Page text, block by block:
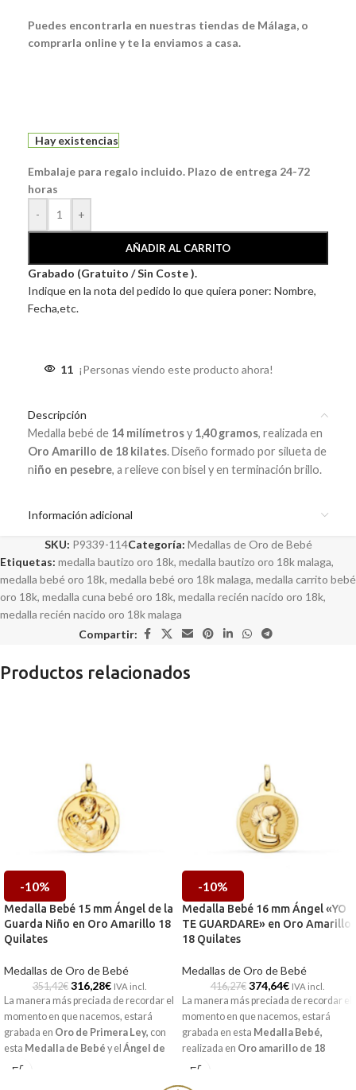
Puedes encontrarla en nuestras tiendas de Málaga, o
comprarla online y te la enviamos a casa.
Hay existencias
Embalaje para regalo incluido. Plazo de entrega 24-72
horas
-
+
AÑADIR AL CARRITO
Grabado (Gratuito / Sin Coste ).
Indique en la nota del pedido lo que quiera poner: Nombre,
Fecha,etc.
11 ¡Personas viendo este producto ahora!
Descripción
Medalla bebé de 14 milímetrosy 1,40 gramos, realizada en
Oro Amarillo de 18 kilates. Diseño formado por silueta de
niño en pesebre, a relieve con bisel y en terminación brillo.
Información adicional
SKU: P9339-114Categoría: Medallas de Oro de Bebé
Etiquetas: medalla bautizo oro 18k, medalla bautizo oro 18k malaga,
medalla bebé oro 18k, medalla bebé oro 18k malaga, medalla carrito bebé
oro 18k, medalla cuna bebé oro 18k, medalla recién nacido oro 18k,
medalla recién nacido oro 18k malaga
Compartir:
Productos relacionados
-10%
Medalla Bebé 15 mm Ángel de la
Guarda Niño en Oro Amarillo 18
Quilates
Medallas de Oro de Bebé
351,42€ 316,28€ IVA incl.
La manera más preciada de recordar el
momento en que nacemos, estará
grabada en Oro de Primera Ley, con
esta Medalla de Bebé y el Ángel de
la Guarda Niño.
-10%
Medalla Bebé 16 mm Ángel «YO
TE GUARDARE» en Oro Amarillo
18 Quilates
Medallas de Oro de Bebé
416,27€ 374,64€ IVA incl.
La manera más preciada de recordar el
momento en que nacemos, estará
grabada en esta Medalla Bebé,
realizada en Oro amarillo de 18
quilates